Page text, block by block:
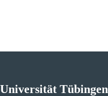
Universität Tübingen